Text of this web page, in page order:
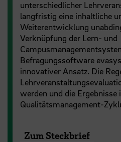
unterschiedlicher
langfristig eine inhaltliche
Weiterentwicklung
Verknüpfung der Lern- und
Befragungssoftware
innovativer Ansatz. Die
werden und die Ergebnisse
Qualitätsmanagement-
Zum Steckbrief